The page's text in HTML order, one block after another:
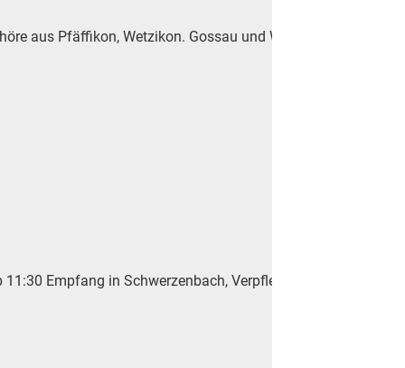
aus Pfäffikon, Wetzikon. Gossau und Wald ein Ständli auf
Empfang in Schwerzenbach, Verpflegung im Zelt 13:15